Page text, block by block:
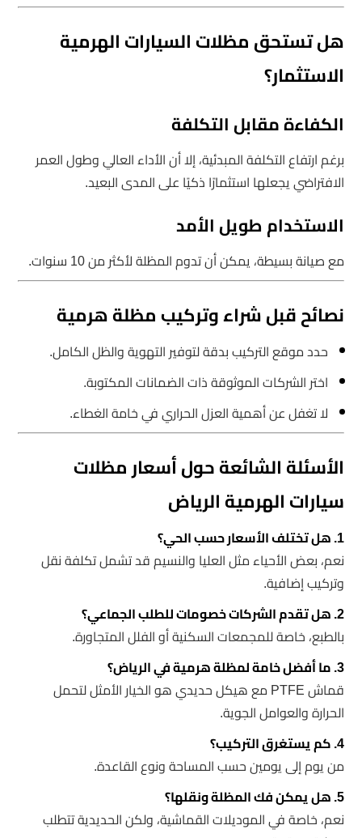
هل تستحق مظلات السيارات الهرمية
الاستثمار؟
الكفاءة مقابل التكلفة
برغم ارتفاع التكلفة المبدئية، إلا أن الأداء العالي وطول العمر
الافتراضي يجعلها استثمارًا ذكيًا على المدى البعيد.
الاستخدام طويل الأمد
مع صيانة بسيطة، يمكن أن تدوم المظلة لأكثر من 10 سنوات.
نصائح قبل شراء وتركيب مظلة هرمية
حدد موقع التركيب بدقة لتوفير التهوية والظل الكامل.
اختر الشركات الموثوقة ذات الضمانات المكتوبة.
لا تغفل عن أهمية العزل الحراري في خامة الغطاء.
الأسئلة الشائعة حول أسعار مظلات
سيارات الهرمية الرياض
1. هل تختلف الأسعار حسب الحي؟
نعم، بعض الأحياء مثل العليا والنسيم قد تشمل تكلفة نقل
وتركيب إضافية.
2. هل تقدم الشركات خصومات للطلب الجماعي؟
بالطبع، خاصة للمجمعات السكنية أو الفلل المتجاورة.
3. ما أفضل خامة لمظلة هرمية في الرياض؟
قماش PTFE مع هيكل حديدي هو الخيار الأمثل لتحمل
الحرارة والعوامل الجوية.
4. كم يستغرق التركيب؟
من يوم إلى يومين حسب المساحة ونوع القاعدة.
5. هل يمكن فك المظلة ونقلها؟
نعم، خاصة في الموديلات القماشية، ولكن الحديدية تتطلب